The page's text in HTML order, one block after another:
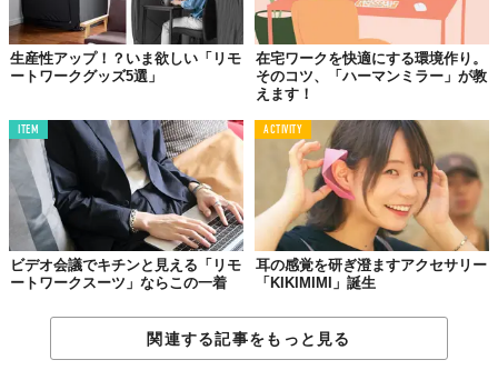
【商品ページ】
https://fujidan.thebase.in/items/29609777
※沖縄および島嶼部への発送は承っておりません。予めご了承ください。
TABI LABO
この世界は、もっと広いはずだ。
生産性アップ！？いま欲しい「リモ
ートワークグッズ5選」
在宅ワークを快適にする環境作り。
そのコツ、「ハーマンミラー」が教
えます！
ITEM
ビデオ会議でキチンと見える「リモ
ートワークスーツ」ならこの一着
ACTIVITY
耳の感覚を研ぎ澄ますアクセサリー
「KIKIMIMI」誕生
関連する記事をもっと見る